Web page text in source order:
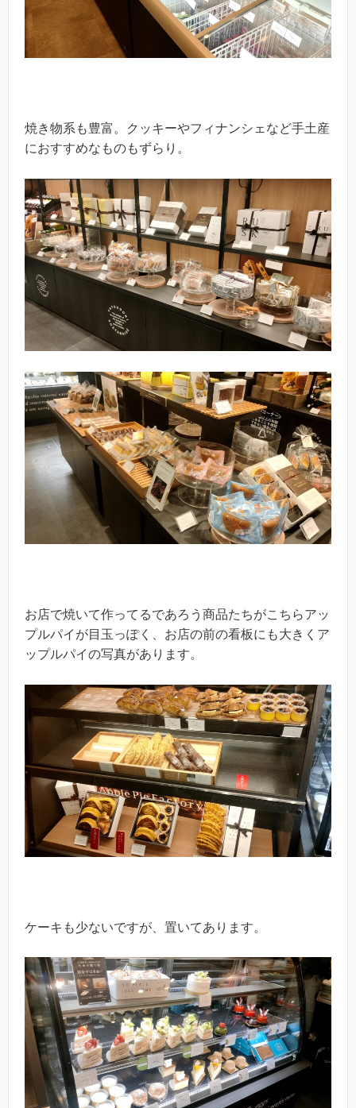
焼き物系も豊富。クッキーやフィナンシェなど手土産
におすすめなものもずらり。
お店で焼いて作ってるであろう商品たちがこちらアッ
プルパイが目玉っぽく、お店の前の看板にも大きくア
ップルパイの写真があります。
ケーキも少ないですが、置いてあります。